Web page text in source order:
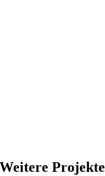
Weitere Projekte